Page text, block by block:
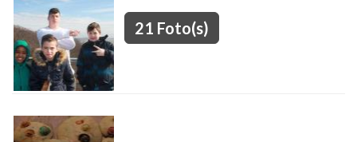
21 Foto(s)